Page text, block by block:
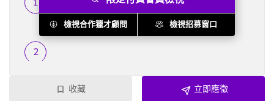
...
檢視合作獵才顧問 檢視招募窗口
收藏 立即應徵